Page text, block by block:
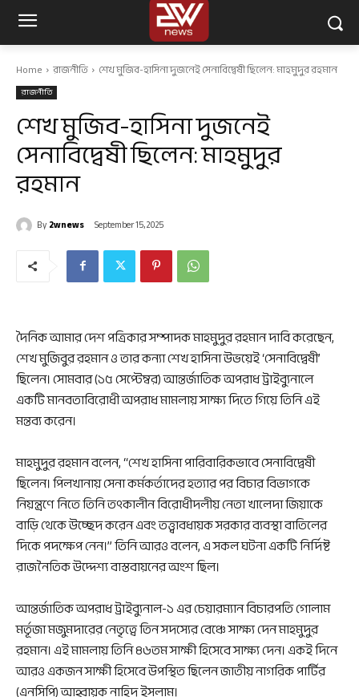
Home রাজনীতি শেখ মুজিব-হাসিনা দুজনেই সেনাবিদ্বেষী ছিলেন: মাহমুদুর রহমান
রাজনীতি
শেখ মুজিব-হাসিনা দুজনেই
সেনাবিদ্বেষী ছিলেন: মাহমুদুর
রহমান
By2wnews September 15, 2025
দৈনিক আমার দেশ পত্রিকার সম্পাদক মাহমুদুর রহমান দাবি করেছেন,
শেখ মুজিবুর রহমান ও তার কন্যা শেখ হাসিনা উভয়েই ‘সেনাবিদ্বেষী’
ছিলেন। সোমবার (১৫ সেপ্টেম্বর) আন্তর্জাতিক অপরাধ ট্রাইব্যুনালে
একটি মানবতাবিরোধী অপরাধ মামলায় সাক্ষ্য দিতে গিয়ে তিনি এই
মন্তব্য করেন।
মাহমুদুর রহমান বলেন, “শেখ হাসিনা পারিবারিকভাবে সেনাবিদ্বেষী
ছিলেন। পিলখানায় সেনা কর্মকর্তাদের হত্যার পর বিচার বিভাগকে
নিয়ন্ত্রণে নিতে তিনি তৎকালীন বিরোধীদলীয় নেতা খালেদা জিয়াকে
বাড়ি থেকে উচ্ছেদ করেন এবং তত্ত্বাবধায়ক সরকার ব্যবস্থা বাতিলের
দিকে পদক্ষেপ নেন।” তিনি আরও বলেন, এ সকল ঘটনা একটি নির্দিষ্ট
রাজনৈতিক উদ্দেশ্য বাস্তবায়নের অংশ ছিল।
আন্তর্জাতিক অপরাধ ট্রাইব্যুনাল-১ এর চেয়ারম্যান বিচারপতি গোলাম
মর্তূজা মজুমদারের নেতৃত্বে তিন সদস্যের বেঞ্চে সাক্ষ্য দেন মাহমুদুর
রহমান। এই মামলায় তিনি ৪৬তম সাক্ষী হিসেবে সাক্ষ্য দেন। একই দিনে
আরও একজন সাক্ষী হিসেবে উপস্থিত ছিলেন জাতীয় নাগরিক পার্টির
(এনসিপি) আহ্বায়ক নাহিদ ইসলাম।